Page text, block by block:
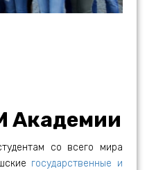
Академии
со всего мира
государственные и